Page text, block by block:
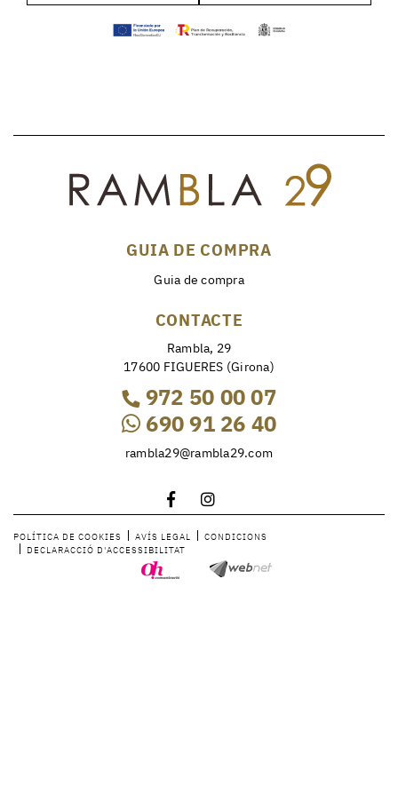
GUIA DE COMPRA
Guia de compra
CONTACTE
Rambla, 29
17600 FIGUERES (Girona)
972 50 00 07
690 91 26 40
rambla29@rambla29.com
POLÍTICA DE COOKIES AVÍS LEGAL
CONDICIONS
DECLARACCIÓ D'ACCESSIBILITAT